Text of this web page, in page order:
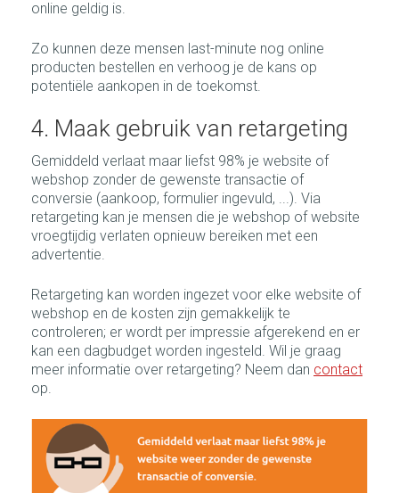
online geldig is.
Zo kunnen deze mensen last-minute nog online
producten bestellen en verhoog je de kans op
potentiële aankopen in de toekomst.
4. Maak gebruik van retargeting
Gemiddeld verlaat maar liefst 98% je website of
webshop zonder de gewenste transactie of
conversie (aankoop, formulier ingevuld, ...). Via
retargeting kan je mensen die je webshop of website
vroegtijdig verlaten opnieuw bereiken met een
advertentie.
Retargeting kan worden ingezet voor elke website of
webshop en de kosten zijn gemakkelijk te
controleren; er wordt per impressie afgerekend en er
kan een dagbudget worden ingesteld. Wil je graag
meer informatie over retargeting? Neem dan contact
op.